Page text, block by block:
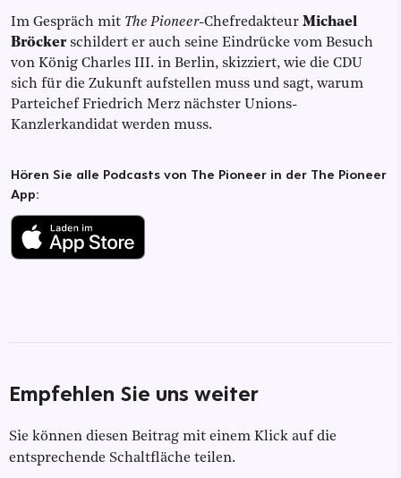
Im Gespräch mit The Pioneer-Chefredakteur Michael
Bröcker schildert er auch seine Eindrücke vom Besuch
von König Charles III. in Berlin, skizziert, wie die CDU
sich für die Zukunft aufstellen muss und sagt, warum
Parteichef Friedrich Merz nächster Unions-
Kanzlerkandidat werden muss.
Hören Sie alle Podcasts von The Pioneer in der The Pioneer
App:
Empfehlen Sie uns weiter
Sie können diesen Beitrag mit einem Klick auf die
entsprechende Schaltfläche teilen.